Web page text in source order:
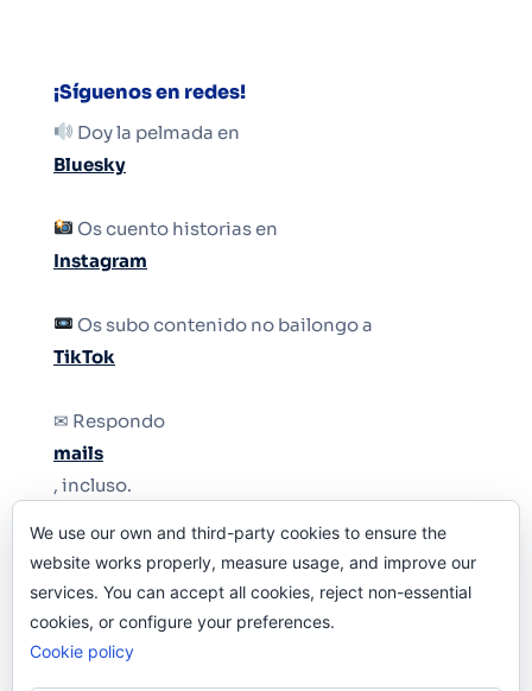
¡Síguenos en redes!
Doy la pelmada en
Bluesky
Os cuento historias en
Instagram
Os subo contenido no bailongo a
TikTok
✉ Respondo
mails
, incluso.
Y si una persona no puede tener teléfono, que
le quiten el teléfono.
We use our own and third-party cookies to ensure the
website works properly, measure usage, and improve our
services. You can accept all cookies, reject non-essential
cookies, or configure your preferences.
Cookie policy